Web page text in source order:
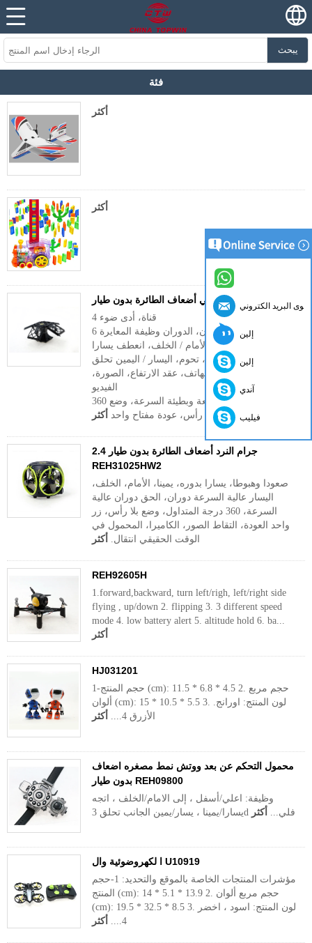
يبحث
فئة
أكثر
أكثر
أرسي أضعاف الطائرة بدون طيار MY01414HW1
4 قناة، أدى ضوء
6 محور الدوران، الدوران وظيفة المعايرة
أعلى / أسفل، إلى الأمام / الخلف، انعطف يسارا
/ يمينا، تحوم، اليسار / اليمين تحلق،
واي فاي مراقبة الهاتف، عقد الارتفاع، الصورة،
الفيديو
360 درجة التقليب وسريعة وبطيئة السرعة، وضع
بدون رأس، عودة مفتاح واحد أكثر
2.4 جرام النرد أضعاف الطائرة بدون طيار
REH31025HW2
صعودا وهبوطا، يسارا بدوره، يمينا، الأمام، الخلف،
اليسار عالية السرعة دوران، الحق دوران عالية
السرعة، 360 درجة المتداول، وضع بلا رأس، زر
واحد العودة، التقاط الصور، الكاميرا، المحمول في
الوقت الحقيقي انتقال. أكثر
REH92605H
1.forward,backward, turn left/righ, left/right side
flying , up/down 2. flipping 3. 3 different speed
mode 4. low battery alert 5. altitude hold 6. ba...
أكثر
HJ031201
1-حجم المنتج (cm): 11.5 * 6.8 * 4.5 2. حجم مربع
ألوان (cm): 15 * 10.5 * 5.5 3. لون المنتج: اورانج.
الأزرق 4....
أكثر
محمول التحكم عن بعد ووتش نمط مصغره اضعاف
بدون طيار REH09800
وظيفة: اعلي/أسفل ، إلى الامام/الخلف ، اتجه
يسارا/يمينا ، يسار/يمين الجانب تحلق 3d فلي... أكثر
ا لكهروضوئية وال U10919
مؤشرات المنتجات الخاصة بالموقع والتحديد: 1-حجم
المنتج (cm): 14 * 5.1 * 13.9 2. حجم مربع ألوان
(cm): 19.5 * 32.5 * 8.5 3. لون المنتج: اسود ، اخضر
4....
أكثر
البريد الكتروني
إلين
إلين
آندي
فيليب